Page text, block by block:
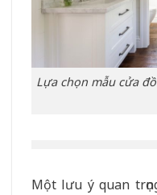
Lựa chọn mẫu cửa
Một lưu ý quan